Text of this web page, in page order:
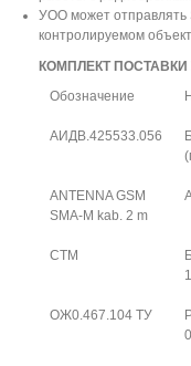
УОО может отправлять
контролируемом
КОМПЛЕКТ ПОСТАВКИ
Обозначение
АИДВ.425533.056
ANTENNA GSM
SMA-M kab. 2 m
CТМ
ОЖ0.467.104 ТУ